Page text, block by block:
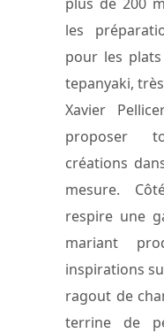
les
pour les
tepanyaki,
Xavier
proposer
créations
mesure.
respire une
mariant
inspirations
ragout de
terrine de